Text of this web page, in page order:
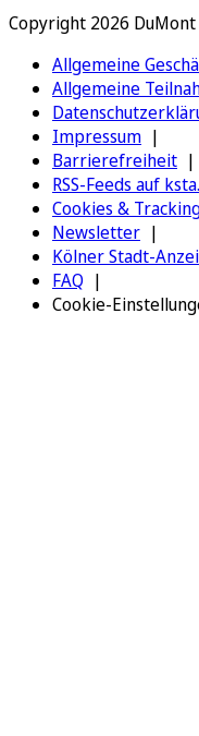
Copyright 2026
Allgemeine
Allgemeine
Impressum
Barrierefreiheit
RSS-Feeds auf
Cookies &
Newsletter
Kölner Stadt-
FAQ
Cookie-